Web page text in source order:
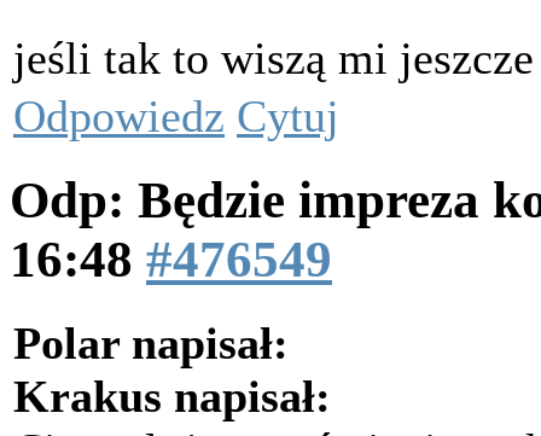
jeśli tak to wiszą mi
Odpowiedz Cytuj
Odp: Będzie impreza
16:48 #476549
Polar napisał:
Krakus napisał: